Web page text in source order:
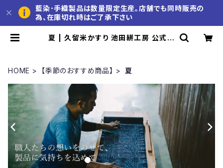
藍染･手織製品は数量限定生産。店舗でも同時販売の
為、在庫切れ時はご了承下さい
夏 | 久留米かすり 池田絣工房 公式通
HOME 【季節のおすすめ商品】 夏